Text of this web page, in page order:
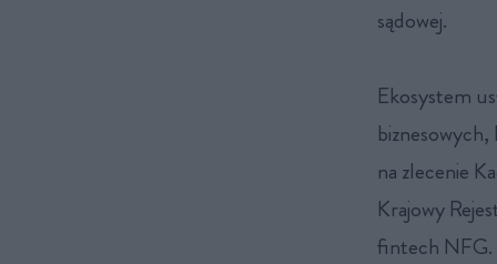
sądowej.
Ekosystem
na zlecenie
Krajowy
fintech NFG.